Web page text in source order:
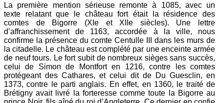
La première mention sérieuse remonte à 1085, avec un
texte relatant que le château fort était la résidence des
comtes de Bigorre (XIe et XIIe siècles). Une lettre
d’affranchissement de 1163, accordée à la ville, nous
confirme la présence du comte Centulle III dans les murs de
la citadelle. Le château est complété par une enceinte armée
de neuf tours. Le fort subit de nombreux sièges sans succès,
celui de Simon de Montfort en 1216, contre les comtes
protégeant des Cathares, et celui dit de Du Guesclin, en
1373, contre le parti anglais. En effet, en 1360, le traité de
Brétigny avait livré la forteresse comme toute la Bigorre au